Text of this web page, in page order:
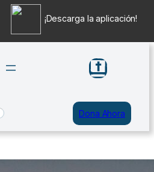
Dona Ahora
¡Descarga la aplicación!